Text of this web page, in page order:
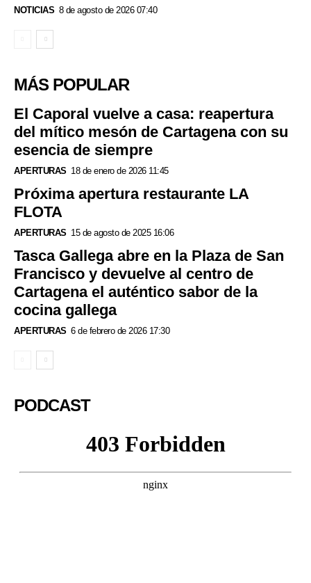
NOTICIAS 8 de agosto de 2026 07:40
MÁS POPULAR
El Caporal vuelve a casa: reapertura
del mítico mesón de Cartagena con su
esencia de siempre
APERTURAS 18 de enero de 2026 11:45
Próxima apertura restaurante LA
FLOTA
APERTURAS 15 de agosto de 2025 16:06
Tasca Gallega abre en la Plaza de San
Francisco y devuelve al centro de
Cartagena el auténtico sabor de la
cocina gallega
APERTURAS 6 de febrero de 2026 17:30
PODCAST